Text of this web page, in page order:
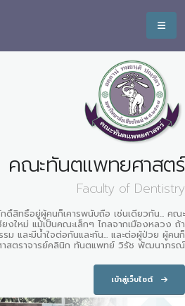
คณะทันตแพทยศาสตร์
Faculty of Dentistry
สิทธิ์อยู่ผู้คนก็เคารพนับถือ เช่นเดียวกัน... คณะ
งใหม่ แม้เป็นคณะเล็กๆ ไกลจากเมืองหลวง ถ้า
และมีน้ำใจต่อกันและกัน... และต่อผู้ป่วย ผู้คนก็
าสตราจารย์คลินิก ทันตแพทย์ วิรัช พัฒนาภรณ์
เข้าสู่เว็บไซต์